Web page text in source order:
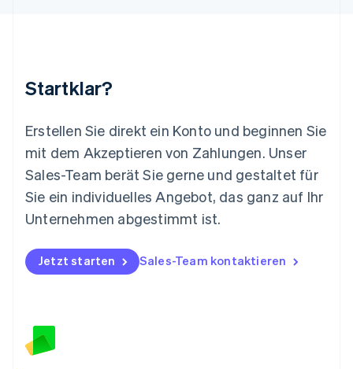
Startklar?
Erstellen Sie direkt ein Konto und beginnen Sie
mit dem Akzeptieren von Zahlungen. Unser
Sales-Team berät Sie gerne und gestaltet für
Sie ein individuelles Angebot, das ganz auf Ihr
Unternehmen abgestimmt ist.
Jetzt starten Sales-Team kontaktieren
EspañolEnglish
Niederlande
NederlandsEnglish
English
Österreich
Deutsch
Polen
Portugal
PortuguêsEnglish
Schweden
Schweiz